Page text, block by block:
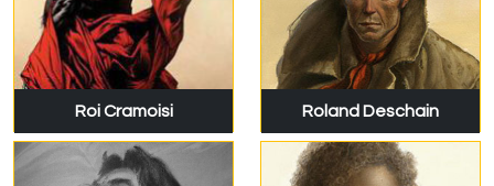
Roi Cramoisi Roland Deschain